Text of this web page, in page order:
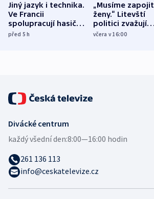
Jiný jazyk i technika.
Ve Francii
spolupracují hasiči z
různých zemí
před 5h
„Musíme zapojit
ženy.“ Litevští
politici zvažují
dohodu o
včera v 16:00
Divácké centrum
každý všední den:8:00—16:00 hodin
261 136 113
info@ceskatelevize.cz